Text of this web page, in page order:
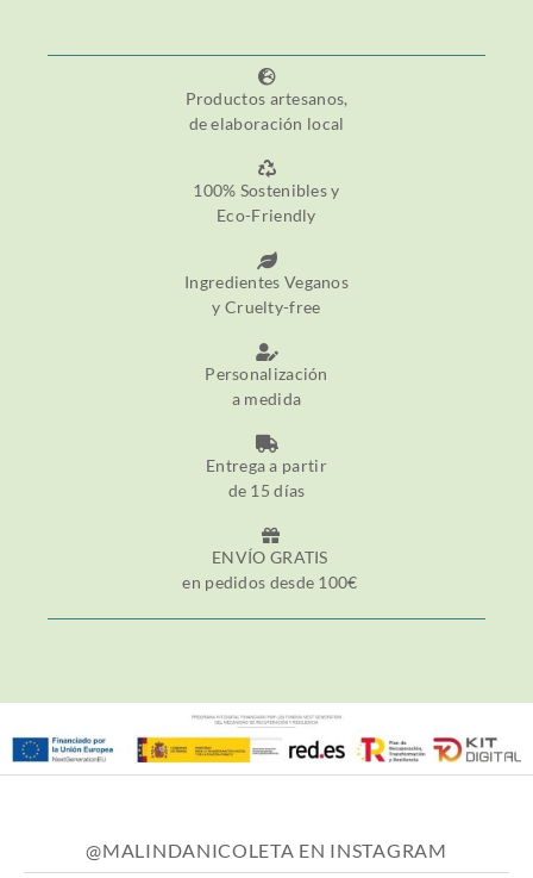
Productos artesanos,
de elaboración local
100% Sostenibles y
Eco-Friendly
Ingredientes Veganos
y Cruelty-free
Personalización
a medida
Entrega a partir
de 15 días
ENVÍO GRATIS
en pedidos desde 100€
@MALINDANICOLETA EN INSTAGRAM